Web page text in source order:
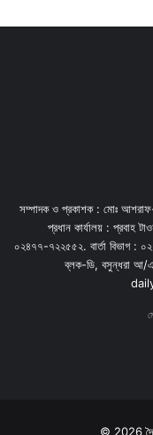
সম্পাদক ও প্রকাশক : মোঃ
প্রধান কার্যালয় : প্রবাহ
০২৪৭৭-৭২২৫৫২. বার্তা বিভাগ
ব্লক-ডি, বসুন্ধরা
© 2026